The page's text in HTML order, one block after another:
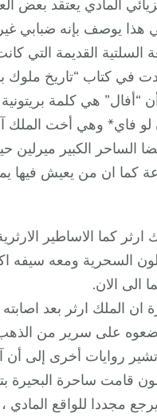
المادي يعتقد
هذا يوصف بإنه ضبابي
القديمة التي
“أفال” هي كلمة
لو فاي* وهي أخت الملك
الساحر الكبير ميرلين
كما ان من يعيش فيها
ارثر كما الاساطير
السحرية ومعه سيفه
الى الان.
ان الملك ارثر بعد
على سرير من
روايات أخرى إلى
قامت ساحرة البحيرة
مجددا للواقع المادي